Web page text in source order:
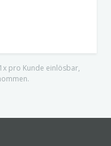
pro Kunde einlösbar,